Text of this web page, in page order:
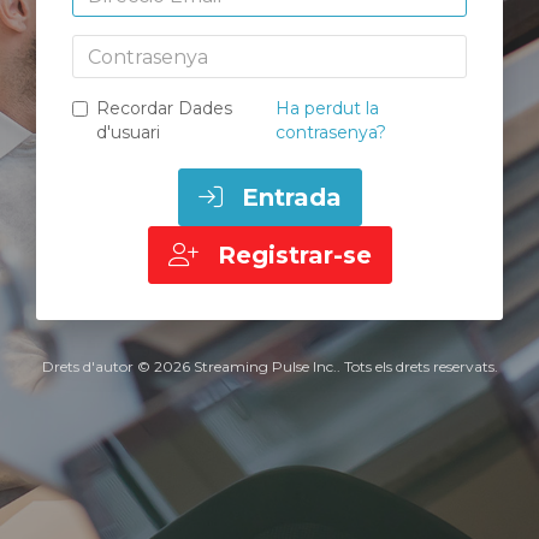
Contrasenya
Recordar Dades
d'usuari
Ha perdut la
contrasenya?
Entrada
Registrar-se
Drets d'autor © 2026 Streaming Pulse Inc.. Tots els drets reservats.